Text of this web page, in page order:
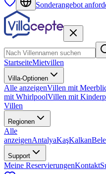
Sonderangebot
StartseiteMietvillen
Villa-Optionen
Alle anzeigenVillen mit
mit WhirlpoolVillen mit
Villen
Regionen
Alle
anzeigenAntalyaKaşKalkan
Support
Meine ReservierungenKontakt